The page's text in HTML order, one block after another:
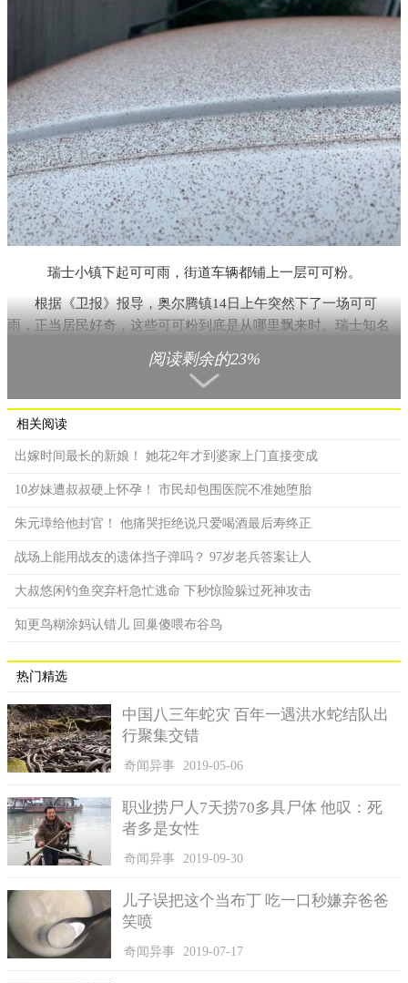
瑞士小镇下起可可雨，街道车辆都铺上一层可可粉。
根据《卫报》报导，奥尔腾镇14日上午突然下了一场可可
雨，正当居民好奇，这些可可粉到底是从哪里飘来时。瑞士知名
位在奥尔腾的巧克力工厂中，负责生产可可豆粒生产线的通风系
统突然故障，导致可可粉随着强风往外飘，就这样在附近街道飞
舞，才会看起来像下了可可雨。
巧克力公司瑞士莲称，是因为工厂通风系统故障，才会引发这场
瑞士莲也强调，这些可可粉对于人体或环境不会造成任何伤
害，不过仍呼吁民众不要直接食用。对于因为这场可可雨而受影
风系统，已经在事发后迅速维修完成，厂房也恢复生产。
阅读剩余的23%
相关阅读
出嫁时间最长的新娘！ 她花2年才到婆家上门直接变成
10岁妹遭叔叔硬上怀孕！ 市民却包围医院不准她堕胎
朱元璋给他封官！ 他痛哭拒绝说只爱喝酒最后寿终正
战场上能用战友的遗体挡子弹吗？ 97岁老兵答案让人
大叔悠闲钓鱼突弃杆急忙逃命 下秒惊险躲过死神攻击
知更鸟糊涂妈认错儿 回巢傻喂布谷鸟
热门精选
中国八三年蛇灾 百年一遇洪水蛇结队出
行聚集交错
奇闻异事 2019-05-06
职业捞尸人7天捞70多具尸体 他叹：死
者多是女性
奇闻异事 2019-09-30
儿子误把这个当布丁 吃一口秒嫌弃爸爸
笑喷
奇闻异事 2019-07-17